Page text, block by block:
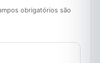
obrigatórios são